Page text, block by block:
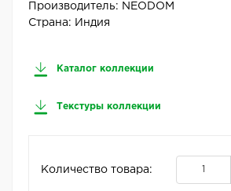
Производитель: NEODOM
Страна: Индия
Каталог коллекции
Текстуры коллекции
Количество товара: